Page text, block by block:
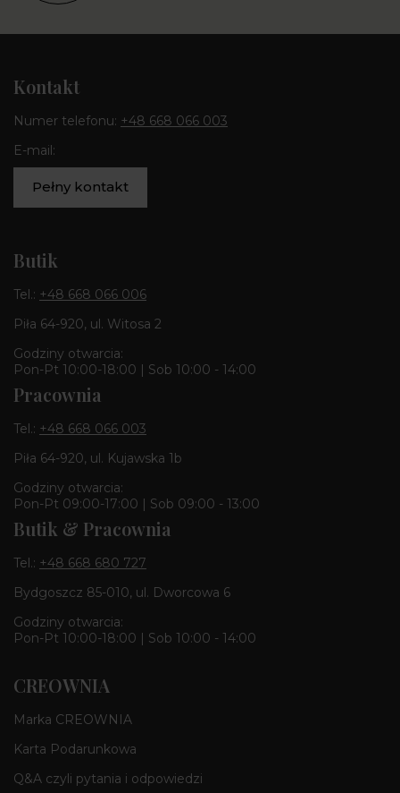
Kontakt
Numer telefonu: +48 668 066 003
E-mail:
Pełny kontakt
Butik
Tel.: +48 668 066 006
Piła 64-920, ul. Witosa 2
Godziny otwarcia:
Pon-Pt 10:00-18:00 | Sob 10:00 - 14:00
Pracownia
Tel.: +48 668 066 003
Piła 64-920, ul. Kujawska 1b
Godziny otwarcia:
Pon-Pt 09:00-17:00 | Sob 09:00 - 13:00
Butik & Pracownia
Tel.: +48 668 680 727
Bydgoszcz 85-010, ul. Dworcowa 6
Godziny otwarcia:
Pon-Pt 10:00-18:00 | Sob 10:00 - 14:00
CREOWNIA
Marka CREOWNIA
Karta Podarunkowa
Q&A czyli pytania i odpowiedzi